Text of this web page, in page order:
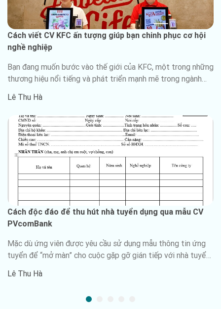
Cách viết CV KFC ấn tượng giúp bạn chinh phục cơ hội
nghề nghiệp
Bạn đang muốn bước vào thế giới của KFC, một trong những
thương hiệu nổi tiếng và phát triển mạnh mẽ trong ngành
nghiệp là bước đầu tiên và quan trọng nhất để thu hút sự
chú ý của nhà tuyển dụng. Trong hướng dẫn này, chúng tôi sẽ
cùng nhau khám phá các bước cần thiết để viết một CV KFC
ấn tượng, giúp bạn chinh phục nhà tuyển dụng.
Lê Thu Hà
Cách độc đáo để thu hút nhà tuyển dụng qua mẫu CV
PVcomBank
​Mặc dù ứng viên được yêu cầu sử dụng mẫu thông tin ứng
tuyển để “mở màn” cho cuộc gặp gỡ gián tiếp với nhà tuyển
việc tự chuẩn bị cho riêng mình một bản CV PVcomBank là
CV, các chuyên gia tại Joblike365 sẽ bật mí ngay cho bạn bí
Lê Thu Hà